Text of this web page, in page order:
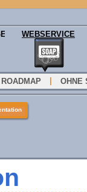
WEBSERVICE
ROADMAP OHNE